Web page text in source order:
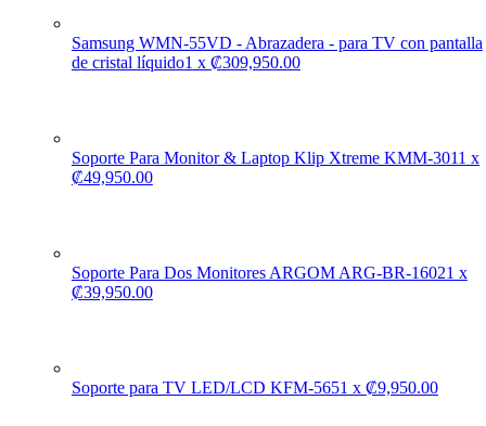
Samsung WMN-55VD - Abrazadera - para TV con pantalla
de cristal líquido1 x ₡309,950.00
Soporte Para Monitor & Laptop Klip Xtreme KMM-3011 x
₡49,950.00
Soporte Para Dos Monitores ARGOM ARG-BR-16021 x
₡39,950.00
Soporte para TV LED/LCD KFM-5651 x ₡9,950.00